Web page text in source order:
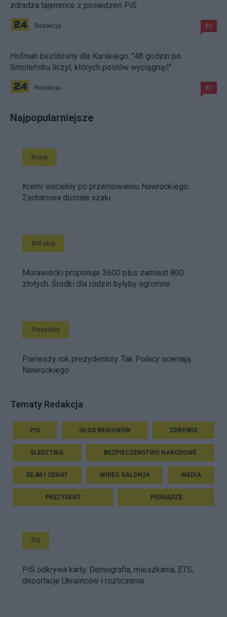
zdradza tajemnice z posiedzeń PiS
Redakcja 89
Hofman bezlitosny dla Kurskiego. "48 godzin po
Smoleńsku liczył, których posłów wyciągnąć"
Redakcja 85
Najpopularniejsze
Rosja
Kreml wściekły po przemówieniu Nawrockiego.
Zacharowa dostała szału
800 plus
Morawiecki proponuje 3600 plus zamiast 800
złotych. Środki dla rodzin byłyby ogromne
Prezydent
Pierwszy rok prezydentury. Tak Polacy oceniają
Nawrockiego
Tematy Redakcja
PIS GŁOS REGIONÓW ZDROWIE
ŚLEDZTWA BEZPIECZEŃSTWO NARODOWE
SEJM I SENAT WIDEO SALON24 MEDIA
PREZYDENT PIENIĄDZE
PiS
PiS odkrywa karty. Demografia, mieszkania, ETS,
deportacje Ukraińców i rozliczenia